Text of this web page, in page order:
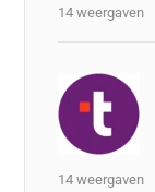
14 weergaven
14 weergaven